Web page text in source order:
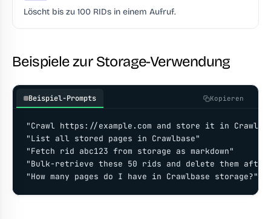
Löscht bis zu 100 RIDs in einem Aufruf.
Beispiele zur Storage-Verwendung
Beispiel-Prompts Kopieren
"Crawl https://example.com and store it in
"List all stored pages in Crawlbase"
"Fetch rid abc123 from storage as markdown"
"Bulk-retrieve these 50 rids and delete them
"How many pages do I have in Crawlbase storage?"